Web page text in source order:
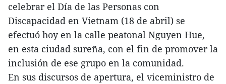
celebrar el Día de las Personas con
Discapacidad en Vietnam (18 de abril) se
efectuó hoy en la calle peatonal Nguyen Hue,
en esta ciudad sureña, con el fin de promover la
inclusión de ese grupo en la comunidad.
En sus discursos de apertura, el viceministro de